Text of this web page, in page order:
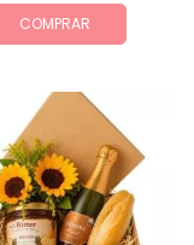
COMPRAR